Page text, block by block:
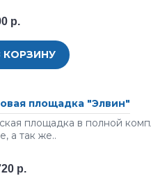
р.
КОРЗИНУ
площадка "Элвин"
площадка в полной
а так же..
р.